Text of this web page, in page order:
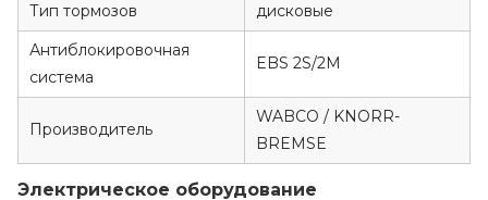
Тип тормозов
дисковые
Антиблокировочная
система
EBS 2S/2M
Производитель
WABCO / KNORR-
BREMSE
Электрическое оборудование